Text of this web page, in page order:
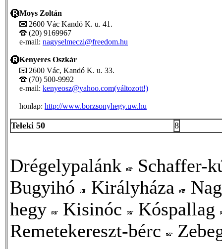
Moys Zoltán
2600 Vác Kandó K. u. 41.
(20) 9169967
e-mail: nagyselmeczi@freedom.hu
Kenyeres Oszkár
2600 Vác, Kandó K. u. 33.
(70) 500-9992
e-mail: kenyeosz@yahoo.com(változott!)
honlap: http://www.borzsonyhegy.uw.hu
Teleki 50 8
Drégelypalánk
Schaffer-
Bugyihó
Királyháza
hegy
Kisinóc
Kóspallag
Remetekereszt-bérc